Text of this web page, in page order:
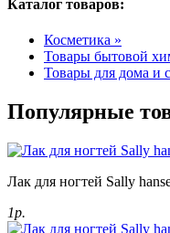
Каталог товаров:
Косметика »
Товары бытовой
Товары для дома и
Популярные
Лак для ногтей Sally
1р.